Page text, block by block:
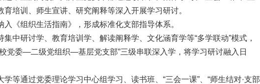
培训、师生宣讲、研究阐释等深入开展学习研讨。
《组织生活指南》，形成标准化支部指导体系。
中研讨学、教育培训学、解读阐释学、文化涵育学等“多学联动”模式，
党委—二级党组织—基层党支部”三级串联深入学，将学习研讨融入日
等通过党委理论学习中心组学习、读书班、“三会一课”、“师生结对·支部